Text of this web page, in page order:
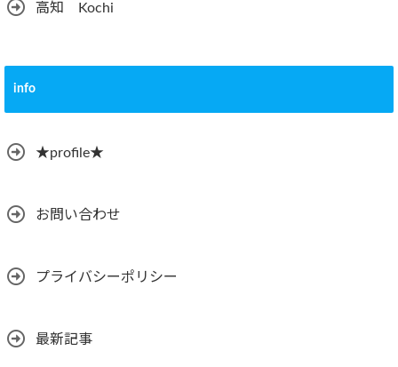
高知 Kochi
info
★profile★
お問い合わせ
プライバシーポリシー
最新記事